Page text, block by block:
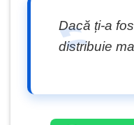
Dacă ți-a
distribuie